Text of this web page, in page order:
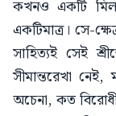
কখনও একটি
একটিমাত্র। সে-
সাহিত্যই সেই
সীমান্তরেখা
অচেনা, কত